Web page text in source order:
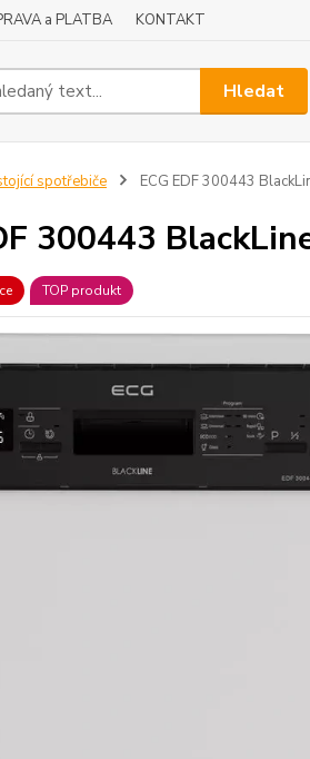
a PLATBA KONTAKT
Hledat
spotřebiče ECG EDF 300443
300443
TOP produkt